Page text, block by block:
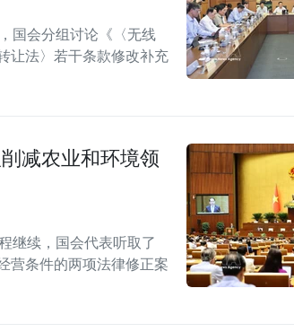
国会分组讨论《〈无线
让法〉若干条款修改补充
减农业和环境领
继续，国会代表听取了
营条件的两项法律修正案